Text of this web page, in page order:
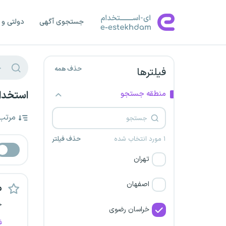
جستجوی آگهی دولتی
فیلترها حذف همه
منطقه جستجو
۱ مورد انتخاب شده حذف فیلتر
تهران
اصفهان
خراسان رضوی